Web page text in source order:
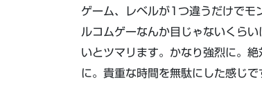
ゲーム、レベルが1つ違うだけでモ
ルコムゲーなんか目じゃないくら
いとツマリます。かなり強烈に。
に。貴重な時間を無駄にした感じで